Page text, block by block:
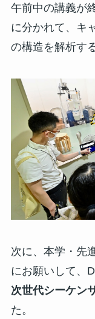
午前中の講義が
に分かれて、キ
の構造を解析す
次に、本学・先
にお願いして、
次世代シーケン
た。